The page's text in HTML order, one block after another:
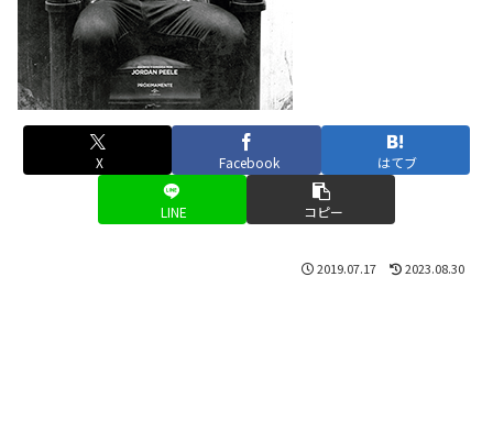
X Facebook はてブ
LINE コピー
2019.07.17 2023.08.30